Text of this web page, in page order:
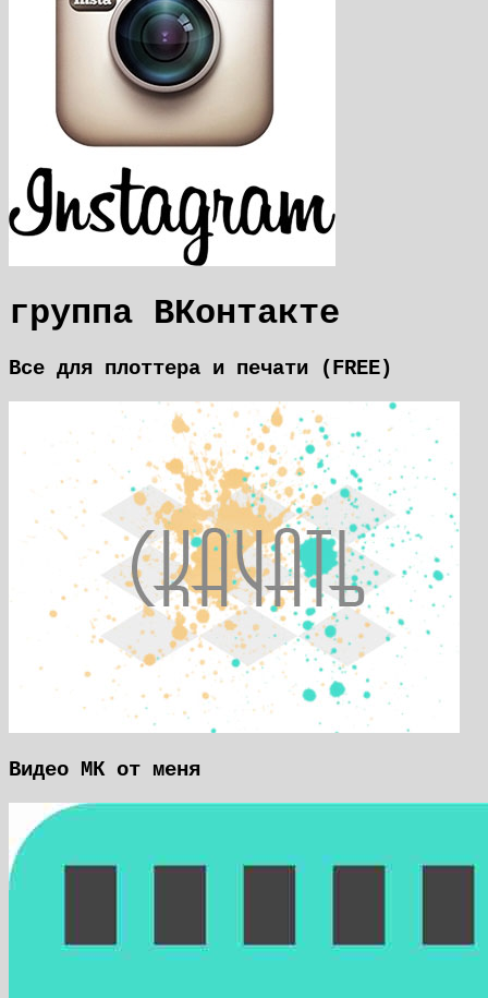
группа ВКонтакте
Все для плоттера и печати (FREE)
Видео МК от меня